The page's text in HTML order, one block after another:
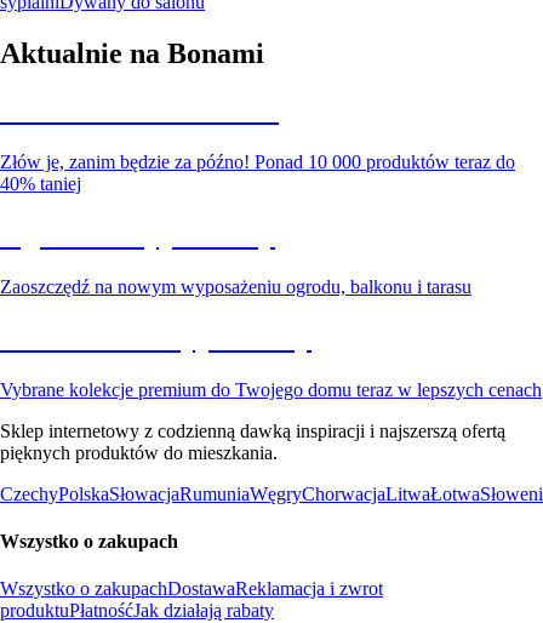
Aktualnie na Bonami
Złów je, zanim będzie za późno! Ponad 10 000 produktów teraz do
40% taniej
Zaoszczędź na nowym wyposażeniu ogrodu, balkonu i tarasu
Vybrane kolekcje premium do Twojego domu teraz w lepszych cenach
Sklep internetowy z codzienną dawką inspiracji i najszerszą ofertą
pięknych produktów do mieszkania.
CzechyPolskaSłowacjaRumuniaWęgryChorwacjaLitwaŁotwa
Wszystko o zakupach
Wszystko o zakupachDostawaReklamacja i zwrot
produktuPłatnośćJak działają rabaty